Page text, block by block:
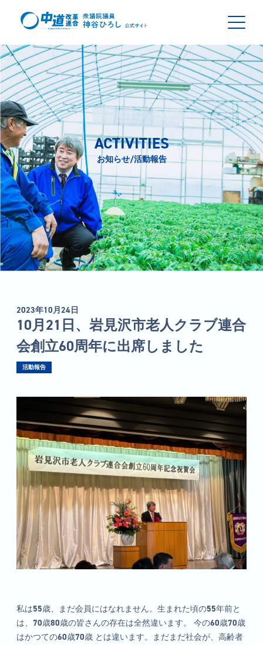
ACTIVITIES
お知らせ/活動報告
2023年10月24日
10月21日、岩見沢市老人クラブ連合
会創立60周年に出席しました
活動報告
私は55歳、まだ会員にはなれません。生まれた頃の55年前と
は、70歳80歳の皆さんの存在は全然違います。 今の60歳70歳
はかつての60歳70歳 とは違います。まだまだ社会が、高齢者